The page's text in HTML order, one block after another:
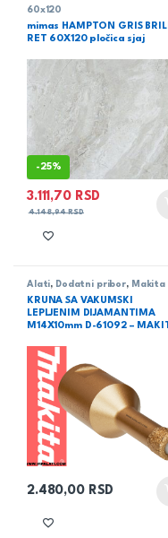
60x120
mimas HAMPTON GRIS
RET 60X120 pločica sjaj
-25%
3.111,70 RSD
4.148,94RSD
Alati, Dodatni pribor, Makita
KRUNA SA VAKUMSKI
LEPLJENIM DIJAMANTIMA
M14X10mm D-61092 –
2.480,00 RSD